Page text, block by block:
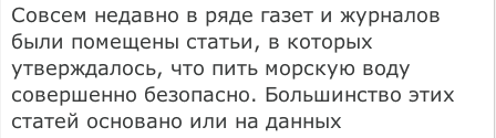
Совсем недавно в ряде газет и журналов
были помещены статьи, в которых
утверждалось, что пить морскую воду
совершенно безопасно. Большинство этих
статей основано или на данных